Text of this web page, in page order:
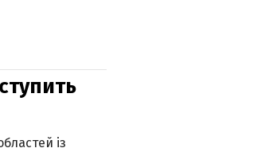
із